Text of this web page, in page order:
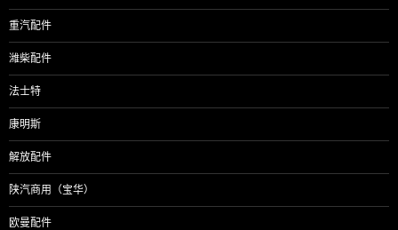
重汽配件
潍柴配件
法士特
康明斯
解放配件
陕汽商用（宝华）
欧曼配件